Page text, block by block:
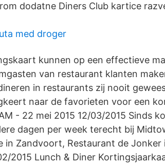
dodatne Diners Club kartice
med droger
kunnen op een effectieve
van restaurant klanten
in restaurants zij nooit
naar de favorieten voor een
- 22 mei 2015 12/03/2015 Sinds
dagen per week terecht bij
in Zandvoort, Restaurant de Jonker
2015 Lunch & Diner